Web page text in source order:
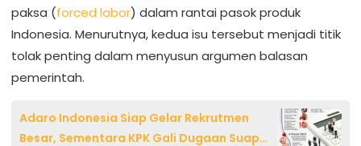
paksa (forced labor) dalam rantai pasok produk
Indonesia. Menurutnya, kedua isu tersebut menjadi titik
tolak penting dalam menyusun argumen balasan
pemerintah.
Adaro Indonesia Siap Gelar Rekrutmen
Besar, Sementara KPK Gali Dugaan Suap